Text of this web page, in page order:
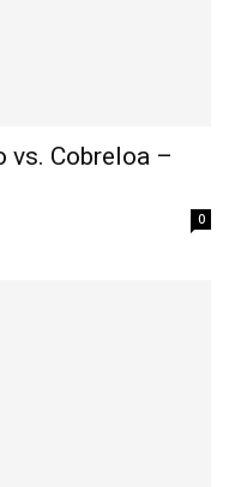
vs. Cobreloa –
0